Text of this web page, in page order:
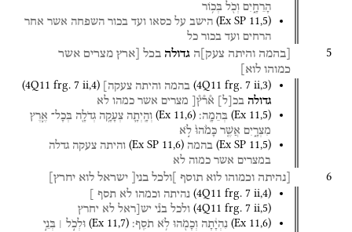
הָרֵחָ֑יִם וְכֹ֖ל בְּכ֥וֹר
(Ex SP 11,5) הישב על כסאו ועד בכור השפחה אשר אחר
הרחים ועד בכור כל
5 [בהמה והיתה צעק]ה גדולה בכל [ארץ מצרים אשר
כמוהו לוא]
(4Q11 frg. 7 ii,3) בהמה והיתה צעקה] (4Q11 frg. 7 ii,4)
גדולה בכ ל א֯ר֯ץ֯[ מצרים אשר כמהו לא
(Ex 11,5) בְּהֵמָֽה׃ (Ex 11,6) וְהָֽיְתָ֛ה צְעָקָ֥ה גְדֹלָ֖ה בְּכָל־ אֶ֣רֶץ
מִצְרָ֑יִם אֲשֶׁ֤ר כָּמֹ֙הוּ֙ לֹ֣א
(Ex SP 11,5) בהמה (Ex SP 11,6) והיתה צעקה גדלה
במצרים אשר כמוה לא
6 [נהיתה וכמוהו לוא תוסף ]ולכל בני[ ישראל לוא יחרץ]
(4Q11 frg. 7 ii,4) נהיתה וכמהו לא תסף
(4Q11 frg. 7 ii,5) ולכל בנ֯י יש[ראל לא יחרץ
(Ex 11,6) נִהְיָ֔תָה וְכָמֹ֖הוּ לֹ֥א תֹסִֽף׃ (Ex 11,7) וּלְכֹ֣ל ׀ בְּנֵ֣י